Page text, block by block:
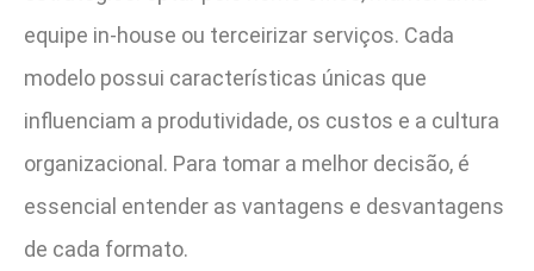
equipe in-house ou terceirizar serviços. Cada
modelo possui características únicas que
influenciam a produtividade, os custos e a cultura
organizacional. Para tomar a melhor decisão, é
essencial entender as vantagens e desvantagens
de cada formato.